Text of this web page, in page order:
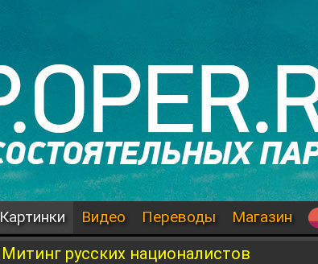
Картинки Видео Переводы Магазин
Митинг русских националистов